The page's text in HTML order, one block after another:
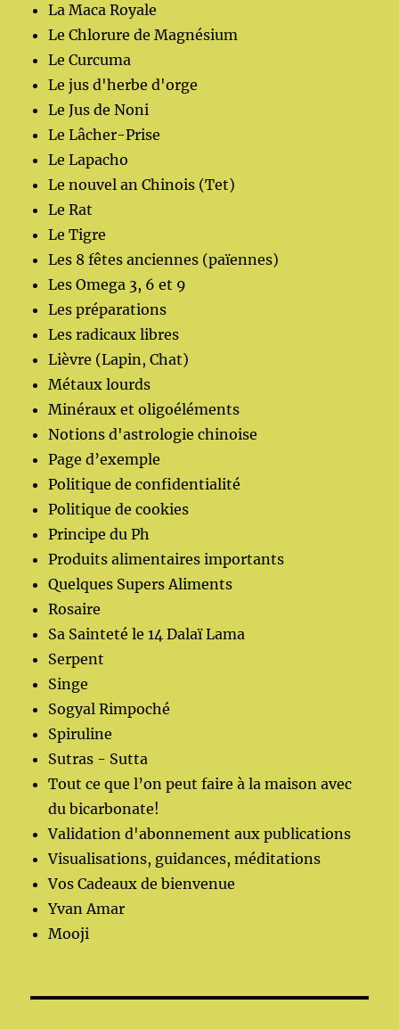
La Maca Royale
Le Chlorure de Magnésium
Le Curcuma
Le jus d'herbe d'orge
Le Jus de Noni
Le Lâcher-Prise
Le Lapacho
Le nouvel an Chinois (Tet)
Le Rat
Le Tigre
Les 8 fêtes anciennes (païennes)
Les Omega 3, 6 et 9
Les préparations
Les radicaux libres
Lièvre (Lapin, Chat)
Métaux lourds
Minéraux et oligoéléments
Notions d'astrologie chinoise
Page d’exemple
Politique de confidentialité
Politique de cookies
Principe du Ph
Produits alimentaires importants
Quelques Supers Aliments
Rosaire
Sa Sainteté le 14 Dalaï Lama
Serpent
Singe
Sogyal Rimpoché
Spiruline
Sutras - Sutta
Tout ce que l’on peut faire à la maison avec
du bicarbonate!
Validation d'abonnement aux publications
Visualisations, guidances, méditations
Vos Cadeaux de bienvenue
Yvan Amar
Mooji